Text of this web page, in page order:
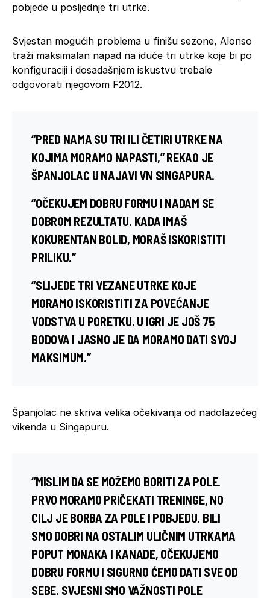
pobjede u posljednje tri utrke.
Svjestan mogućih problema u finišu sezone, Alonso
traži maksimalan napad na iduće tri utrke koje bi po
konfiguraciji i dosadašnjem iskustvu trebale
odgovorati njegovom F2012.
“PRED NAMA SU TRI ILI ČETIRI UTRKE NA
KOJIMA MORAMO NAPASTI,” REKAO JE
ŠPANJOLAC U NAJAVI VN SINGAPURA.
“OČEKUJEM DOBRU FORMU I NADAM SE
DOBROM REZULTATU. KADA IMAŠ
KOKURENTAN BOLID, MORAŠ ISKORISTITI
PRILIKU.”
“SLIJEDE TRI VEZANE UTRKE KOJE
MORAMO ISKORISTITI ZA POVEĆANJE
VODSTVA U PORETKU. U IGRI JE JOŠ 75
BODOVA I JASNO JE DA MORAMO DATI SVOJ
MAKSIMUM.”
Španjolac ne skriva velika očekivanja od nadolazećeg
vikenda u Singapuru.
“MISLIM DA SE MOŽEMO BORITI ZA POLE.
PRVO MORAMO PRIČEKATI TRENINGE, NO
CILJ JE BORBA ZA POLE I POBJEDU. BILI
SMO DOBRI NA OSTALIM ULIČNIM UTRKAMA
POPUT MONAKA I KANADE, OČEKUJEMO
DOBRU FORMU I SIGURNO ĆEMO DATI SVE OD
SEBE. SVJESNI SMO VAŽNOSTI POLE